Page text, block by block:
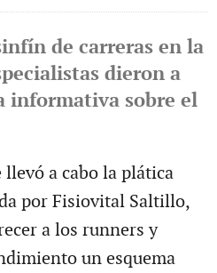
de carreras en la
dieron a
informativa sobre el
llevó a cabo la plática
por Fisiovital Saltillo,
a los runners y
un esquema